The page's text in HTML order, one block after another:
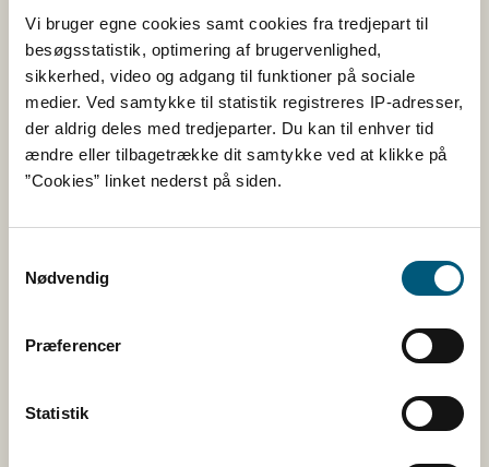
Vi bruger egne cookies samt cookies fra tredjepart til
besøgsstatistik, optimering af brugervenlighed,
sikkerhed, video og adgang til funktioner på sociale
medier. Ved samtykke til statistik registreres IP-adresser,
der aldrig deles med tredjeparter. Du kan til enhver tid
ændre eller tilbagetrække dit samtykke ved at klikke på
”Cookies” linket nederst på siden.
Nødvendig
Præferencer
Statistik
Fødevarestyrelsen
Stationsparken 31-33
2600 Glostrup
CVR: 62534516
EAN
Betaling til Fødevarestyrelsen
Mandag - torsdag: 9 - 16